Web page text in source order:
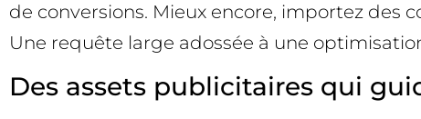
de conversions. Mieux encore, importez des
Une requête large adossée à une
Des assets publicitaires qui